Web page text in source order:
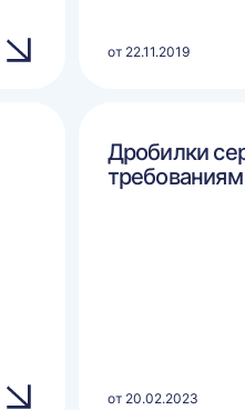
от 22.11.2019
Дробилки
требованиям
от 20.02.2023